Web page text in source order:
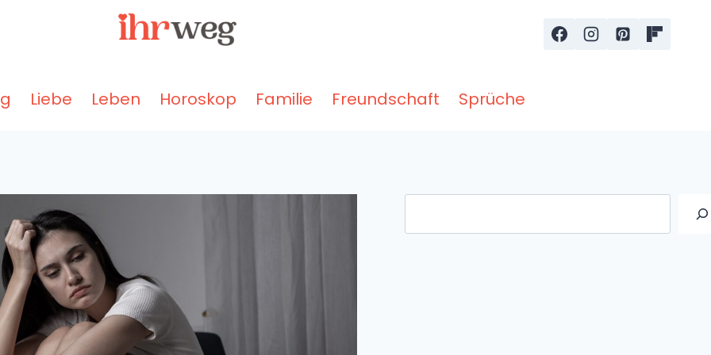
Liebe Leben Horoskop Familie Freundschaft Sprüche